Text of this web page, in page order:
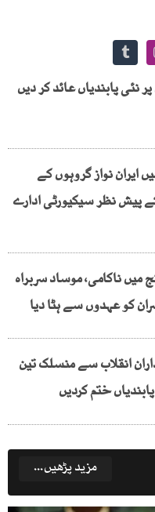
نئی پابندیاں عائد کر دیں
نواز گروہوں کے
پیش نظر سیکیورٹی ادارے
میں ناکامی، موساد سربراہ
انقلاب سے منسلک تین
ختم کردیں
مزید پڑھیں...